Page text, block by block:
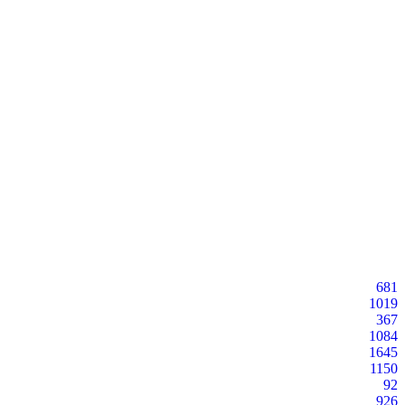
681
1019
367
1084
1645
1150
92
926